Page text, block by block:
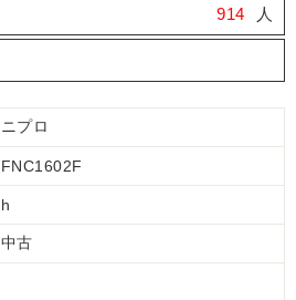
914 人
ニプロ
FNC1602F
h
中古